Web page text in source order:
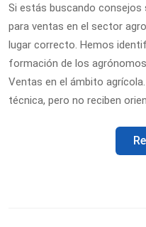
Si estás buscando
para ventas en el sector
lugar correcto. Hemos
formación de los
Ventas en el ámbito
técnica, pero no reciben